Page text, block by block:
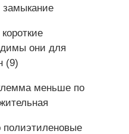
замыкание
они для
(9)
меньше по